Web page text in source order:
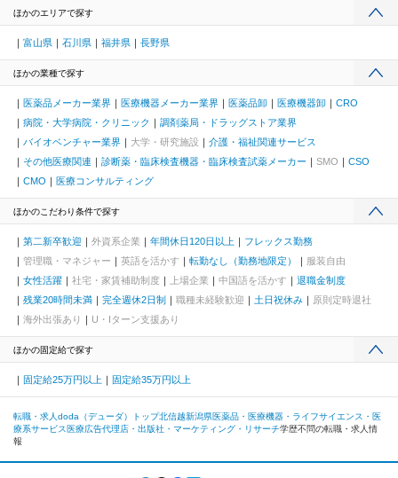
ほかのエリアで探す
富山県 石川県 福井県 長野県
ほかの業種で探す
医薬品メーカー業界 医療機器メーカー業界 医薬品卸 医療機器卸
CRO
病院・大学病院・クリニック
調剤薬局・ドラッグストア業界
バイオベンチャー業界
大学・研究施設
介護・福祉関連サービス
その他医療関連
診断薬・臨床検査機器・臨床検査試薬メーカー SMO
CSO
CMO
医療コンサルティング
ほかのこだわり条件で探す
第二新卒歓迎 外資系企業 年間休日120日以上
フレックス勤務
管理職・マネジャー
英語を活かす 転勤なし（勤務地限定）
服装自由
女性活躍
社宅・家賃補助制度 上場企業 中国語を活かす
退職金制度
残業20時間未満
完全週休2日制 職種未経験歓迎 土日祝休み
原則定時退社
海外出張あり
U・Iターン支援あり
ほかの固定給で探す
固定給25万円以上 固定給35万円以上
転職・求人doda（デューダ）トップ北信越新潟県医薬品・医療機器・ライフサイエンス・医
療系サービス 医療広告代理店・出版社・マーケティング・リサーチ学歴不問の転職・求人情
報